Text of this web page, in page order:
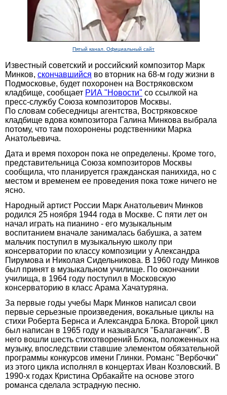
Пятый канал. Официальный сайт
Известный советский и российский композитор Марк
Минков, скончавшийся во вторник на 68-м году жизни в
Подмосковье, будет похоронен на Востряковском
кладбище, сообщает РИА "Новости" со ссылкой на
пресс-службу Союза композиторов Москвы.
По словам собеседницы агентства, Востряковское
кладбище вдова композитора Галина Минкова выбрала
потому, что там похоронены родственники Марка
Анатольевича.
Дата и время похорон пока не определены. Кроме того,
представительница Союза композиторов Москвы
сообщила, что планируется гражданская панихида, но с
местом и временем ее проведения пока тоже ничего не
ясно.
Народный артист России Марк Анатольевич Минков
родился 25 ноября 1944 года в Москве. С пяти лет он
начал играть на пианино - его музыкальным
воспитанием вначале занималась бабушка, а затем
мальчик поступил в музыкальную школу при
консерватории по классу композиции у Александра
Пирумова и Николая Сидельникова. В 1960 году Минков
был принят в музыкальном училище. По окончании
училища, в 1964 году поступил в Московскую
консерваторию в класс Арама Хачатуряна.
За первые годы учебы Марк Минков написал свои
первые серьезные произведения, вокальные циклы на
стихи Роберта Бернса и Александра Блока. Второй цикл
был написан в 1965 году и назывался "Балаганчик". В
него вошли шесть стихотворений Блока, положенных на
музыку, впоследствии ставшие элементом обязательной
программы конкурсов имени Глинки. Романс "Вербочки"
из этого цикла исполнял в концертах Иван Козловский. В
1990-х годах Кристина Орбакайте на основе этого
романса сделала эстрадную песню.